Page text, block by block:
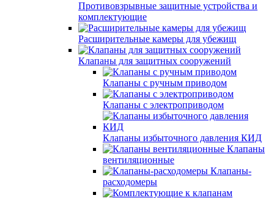
Противовзрывные защитные устройства и
комплектующие
Расширительные камеры для убежищ
Клапаны для защитных сооружений
Клапаны с ручным приводом
Клапаны с электроприводом
Клапаны избыточного давления КИД
Клапаны
вентиляционные
Клапаны-
расходомеры